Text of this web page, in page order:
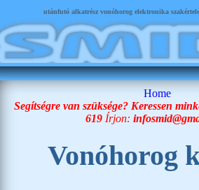
utánfutó alkatrész vonóhorog elektronika
Home
Segítségre van szüksége? Keressen
619 Írjon:
Vonóhorog